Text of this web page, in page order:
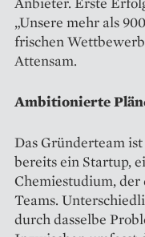
„Unsere mehr als
frischen
Attensam.
Ambitionierte
Das Gründerteam
bereits ein Startup,
Chemiestudium,
Teams.
durch dasselbe